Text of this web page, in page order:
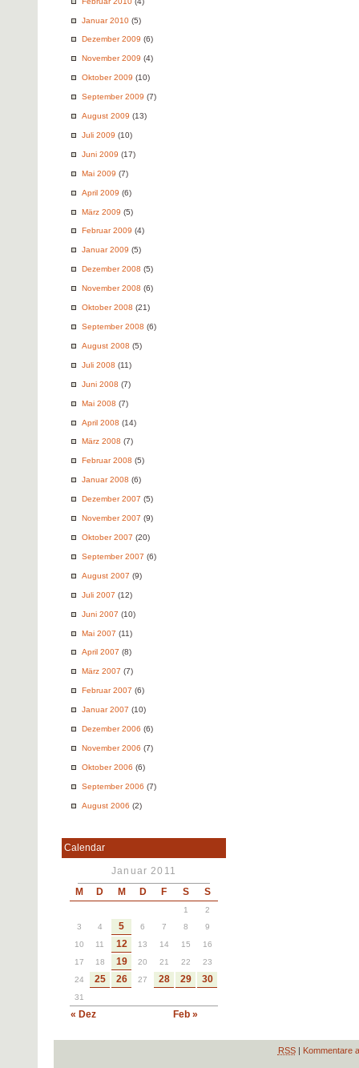
Januar 2010 (5)
Dezember 2009 (6)
November 2009 (4)
Oktober 2009 (10)
September 2009 (7)
August 2009 (13)
Juli 2009 (10)
Juni 2009 (17)
Mai 2009 (7)
April 2009 (6)
März 2009 (5)
Februar 2009 (4)
Januar 2009 (5)
Dezember 2008 (5)
November 2008 (6)
Oktober 2008 (21)
September 2008 (6)
August 2008 (5)
Juli 2008 (11)
Juni 2008 (7)
Mai 2008 (7)
April 2008 (14)
März 2008 (7)
Februar 2008 (5)
Januar 2008 (6)
Dezember 2007 (5)
November 2007 (9)
Oktober 2007 (20)
September 2007 (6)
August 2007 (9)
Juli 2007 (12)
Juni 2007 (10)
Mai 2007 (11)
April 2007 (8)
März 2007 (7)
Februar 2007 (6)
Januar 2007 (10)
Dezember 2006 (6)
November 2006 (7)
Oktober 2006 (6)
September 2006 (7)
August 2006 (2)
Calendar
Januar 2011
M D M D F S S
« Dez Feb »
1
2
3
4 5 6 7 8
9
10
11 12 13 14 15
16
17
18 19 20 21 22
23
24
25 26 27 28 29 30
31
RSS| Kommentare